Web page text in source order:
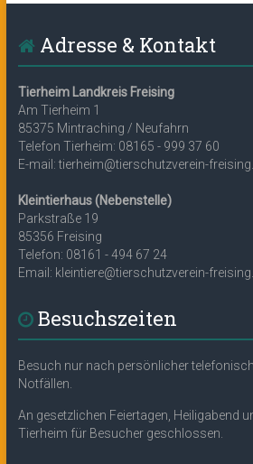
Adresse & Kontakt
Tierheim Landkreis Freising
Am Tierheim 1
85375 Mintraching / Neufahrn
Telefon Tierheim: 08165 - 999 37 60
E-mail: tierheim@tierschutzverein-
Kleintierhaus (Nebenstelle)
Parkstraße 19
85356 Freising
Telefon: 08161 - 494 67 24
Email: kleintiere@tierschutzverein-
Besuchszeiten
Besuch nur nach persönlicher
Notfällen.
An gesetzlichen Feiertagen, Heiligabend
Tierheim für Besucher geschlossen.